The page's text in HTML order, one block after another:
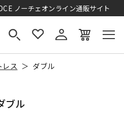
ノーチェオンライン通販サイト
レス ダブル
ブル